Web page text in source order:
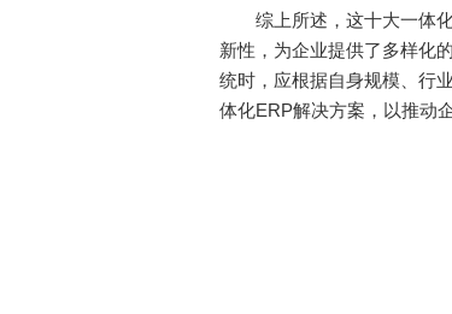
综上所述，这十大一体化
新性，为企业提供了多样化
统时，应根据自身规模、行
体化ERP解决方案，以推动